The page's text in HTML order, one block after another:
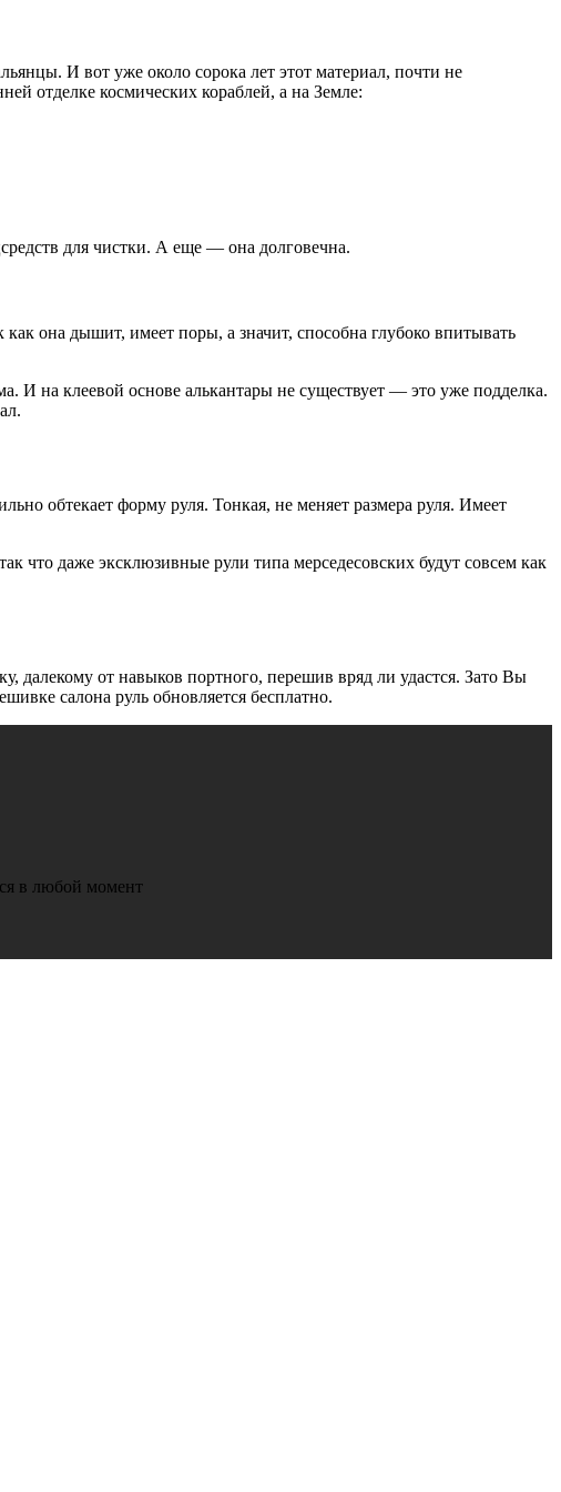
И вот уже около сорока лет этот материал, почти не
отделке космических кораблей, а на Земле:
для чистки. А еще — она долговечна.
она дышит, имеет поры, а значит, способна глубоко впитывать
И на клеевой основе алькантары не существует — это уже подделка.
обтекает форму руля. Тонкая, не меняет размера руля. Имеет
что даже эксклюзивные рули типа мерседесовских будут совсем как
далекому от навыков портного, перешив вряд ли удастся. Зато Вы
салона руль обновляется бесплатно.
в любой момент